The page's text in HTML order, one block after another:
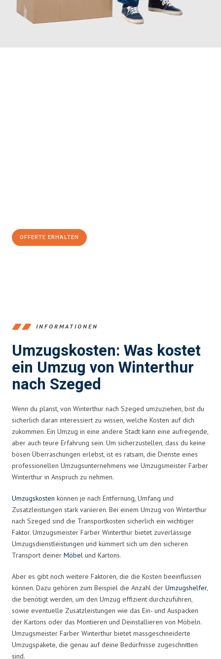
OFFERTE ERHALTEN
INFORMATIONEN
Umzugskosten: Was kostet
ein Umzug von Winterthur
nach Szeged
Wenn du planst, von Winterthur nach Szeged umzuziehen, bist du
sicherlich daran interessiert zu wissen, welche Kosten auf dich
zukommen. Ein Umzug in eine andere Stadt kann eine aufregende,
aber auch teure Erfahrung sein. Um sicherzustellen, dass du keine
bösen Überraschungen erlebst, ist es ratsam, die Dienste eines
professionellen Umzugsunternehmens wie Umzugsmeister Farber
Winterthur in Anspruch zu nehmen.
Umzugskosten können je nach Entfernung, Umfang und
Zusatzleistungen stark variieren. Bei einem Umzug von Winterthur
nach Szeged sind die Transportkosten sicherlich ein wichtiger
Faktor. Umzugsmeister Farber Winterthur bietet zuverlässige
Umzugsdienstleistungen und kümmert sich um den sicheren
Transport deiner Möbel und Kartons.
Aber es gibt noch weitere Faktoren, die die Kosten beeinflussen
können. Dazu gehören zum Beispiel die Anzahl der Umzugshelfer,
die benötigt werden, um den Umzug effizient durchzuführen,
sowie eventuelle Zusatzleistungen wie das Ein- und Auspacken
der Kartons oder das Montieren und Deinstallieren von Möbeln.
Umzugsmeister Farber Winterthur bietet massgeschneiderte
Umzugspakete, die genau auf deine Bedürfnisse zugeschnitten
sind.